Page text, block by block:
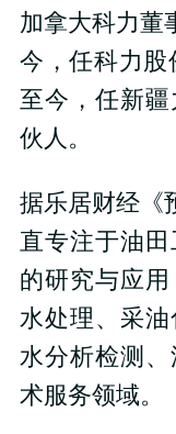
加拿大科力董
今，任科力股
至今，任新
伙人。
据乐居财经《
直专注于油
的研究与应
水处理、采
水分析检测
术服务领域。